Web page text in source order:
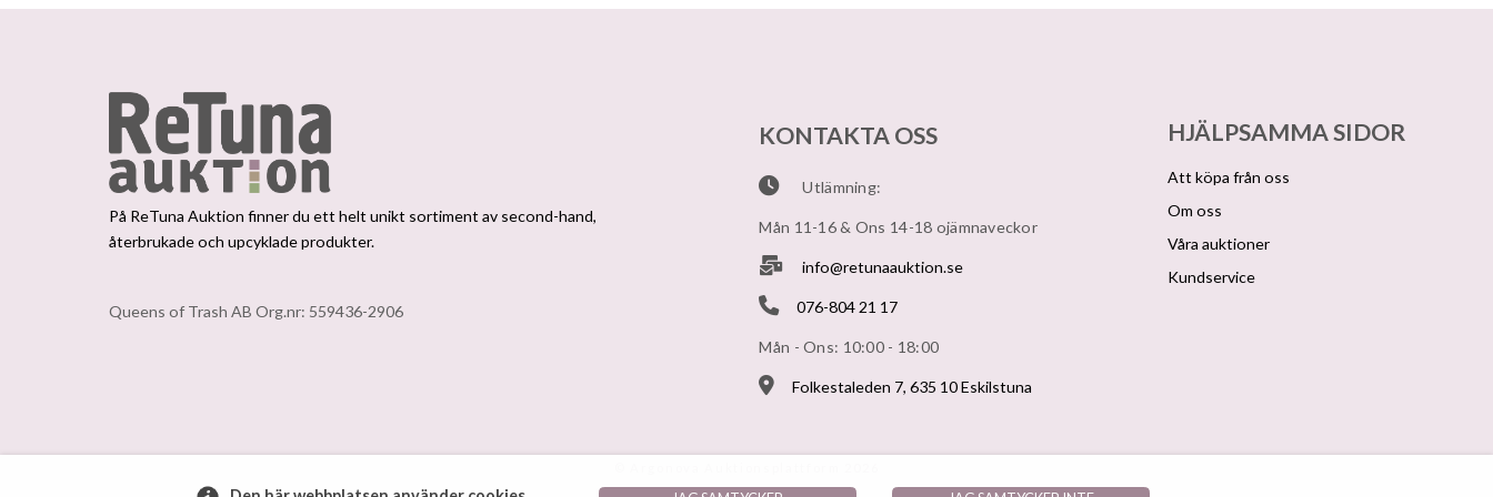
På ReTuna Auktion finner du ett helt unikt sortiment av second-hand,
återbrukade och upcyklade produkter.
Queens of Trash AB Org.nr: 559436-2906
KONTAKTA OSS
Utlämning:
Mån 11-16 & Ons 14-18 ojämnaveckor
info@retunaauktion.se
076-804 21 17
Mån - Ons: 10:00 - 18:00
Folkestaleden 7, 635 10 Eskilstuna
HJÄLPSAMMA SIDOR
Att köpa från oss
Om oss
Våra auktioner
Kundservice